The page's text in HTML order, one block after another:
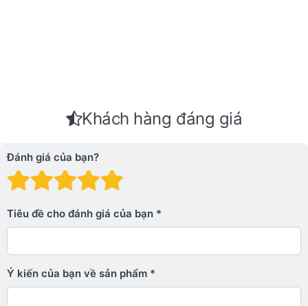
Khách hàng đáng giá
Đánh giá của bạn?
Đánh giá: 4 trên 5
Đánh giá: 3 trên 5 sao.
Đánh giá: 2 trên 5 sao.
Đánh giá: 1 trên 5 sao. Xấu
Tiêu đề cho đánh giá của bạn
Ý kiến ​​của bạn về sản phẩm